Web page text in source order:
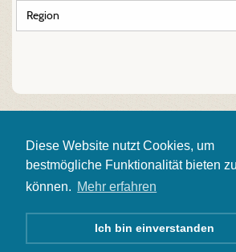
Diese Website nutzt Cookies, um
bestmögliche Funktionalität bieten zu
können. Mehr erfahren
Ich bin einverstanden